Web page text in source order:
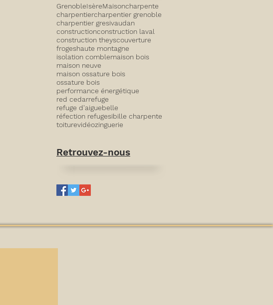
GrenobleIsèreMaisoncharpente
charpentiercharpentier grenoble
charpentier gresivaudan
constructionconstruction laval
construction theyscouverture
frogeshaute montagne
isolation comblemaison bois
maison neuve
maison ossature bois
ossature bois
performance énergétique
red cedarrefuge
refuge d'aiguebelle
réfection refugesibille charpente
toiturevidéozinguerie
Retrouvez-nous